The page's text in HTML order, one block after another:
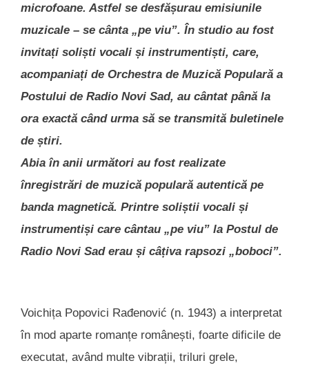
microfoane. Astfel se desfășurau emisiunile
muzicale – se cânta „pe viu”. În studio au fost
invitați soliști vocali și instrumentiști, care,
acompaniați de Orchestra de Muzică Populară a
Postului de Radio Novi Sad, au cântat până la
ora exactă când urma să se transmită buletinele
de știri.
Abia în anii următori au fost realizate
înregistrări de muzică populară autentică pe
banda magnetică. Printre soliștii vocali și
instrumentiși care cântau „pe viu” la Postul de
Radio Novi Sad erau și câțiva rapsozi „boboci”.
Voichița Popovici Rađenović (n. 1943) a interpretat
în mod aparte romanțe românești, foarte dificile de
executat, având multe vibrații, triluri grele,